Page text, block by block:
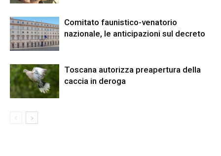
Comitato faunistico-venatorio
nazionale, le anticipazioni sul decreto
Toscana autorizza preapertura della
caccia in deroga